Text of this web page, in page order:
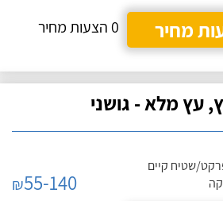
מחיר
0 הצעות מחיר
עץ מלא - גושני
שטיח קיים
₪55-140